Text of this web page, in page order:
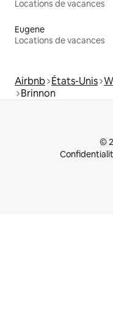
Locations de vacances
Eugene
Locations de vacances
Airbnb États-Unis
Brinnon
©